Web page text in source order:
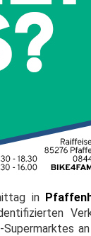
in